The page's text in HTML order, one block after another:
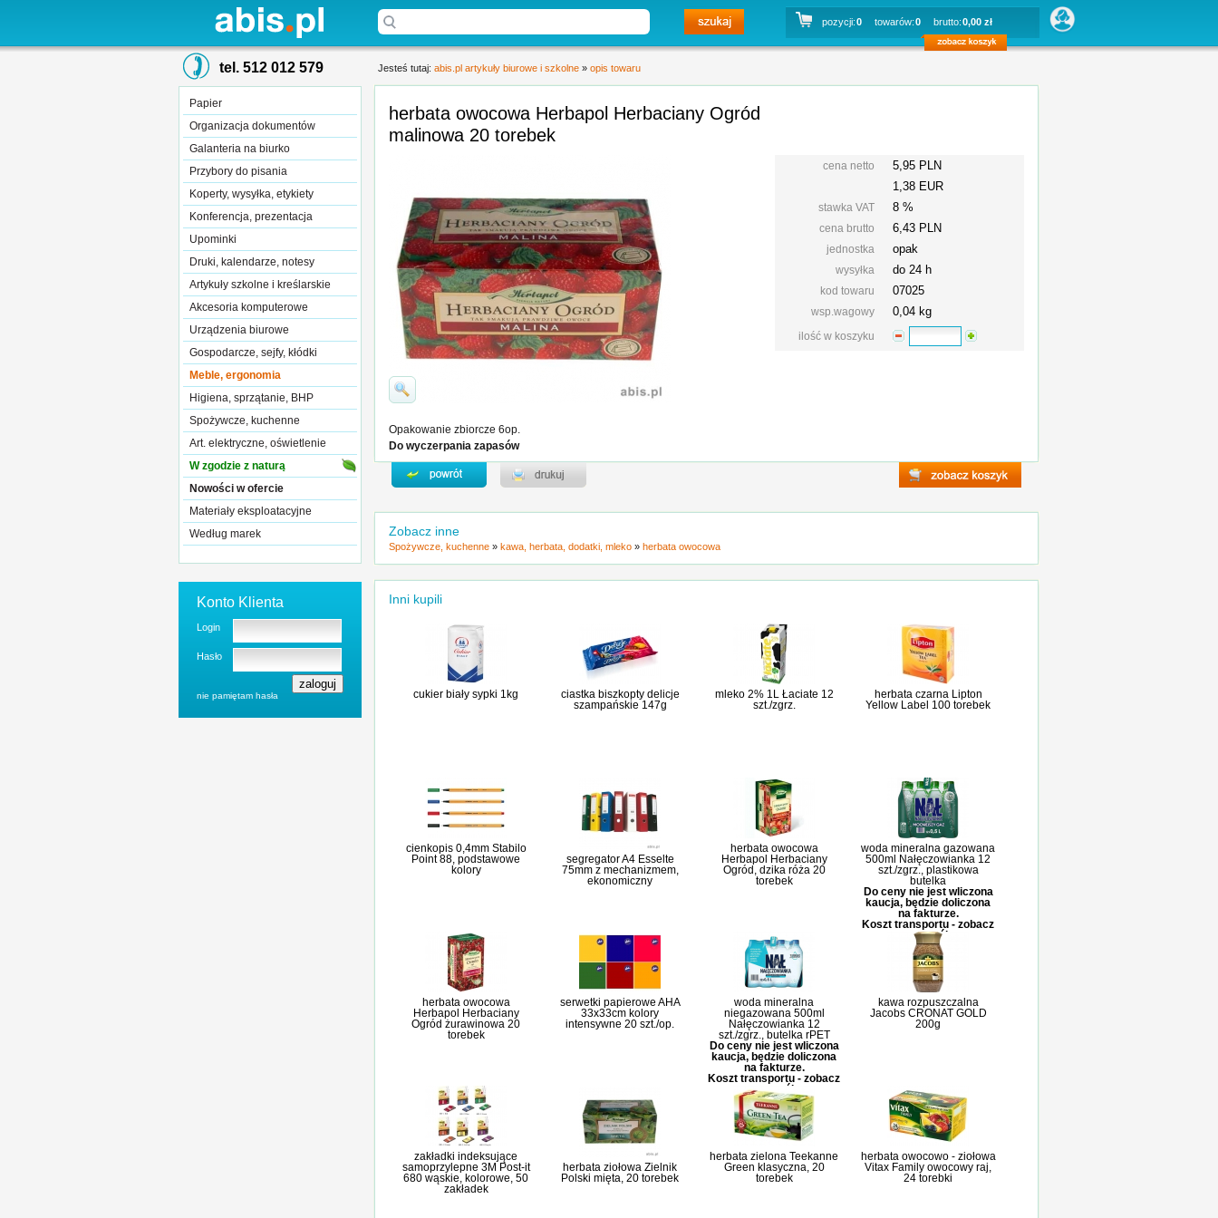
pozycji:0 towarów:0 brutto:0,00 zł
tel. 512 012 579
Papier
Organizacja dokumentów
Galanteria na biurko
Przybory do pisania
Koperty, wysyłka, etykiety
Konferencja, prezentacja
Upominki
Druki, kalendarze, notesy
Artykuły szkolne i kreślarskie
Akcesoria komputerowe
Urządzenia biurowe
Gospodarcze, sejfy, kłódki
Meble, ergonomia
Higiena, sprzątanie, BHP
Spożywcze, kuchenne
Art. elektryczne, oświetlenie
W zgodzie z naturą
Nowości w ofercie
Materiały eksploatacyjne
Według marek
Konto Klienta
Login
Hasło
nie pamiętam hasła
Jesteś tutaj: abis.pl artykuły biurowe i szkolne » opis towaru
herbata owocowa Herbapol Herbaciany Ogród
malinowa 20 torebek
cena netto
5,95 PLN
1,38 EUR
stawka VAT 8 %
cena brutto 6,43 PLN
jednostka opak
wysyłka do 24 h
kod towaru 07025
wsp.wagowy 0,04 kg
ilość w koszyku
Opakowanie zbiorcze 6op.
Do wyczerpania zapasów
Zobacz inne
Spożywcze, kuchenne » kawa, herbata, dodatki, mleko » herbata owocowa
Inni kupili
cukier biały sypki 1kg
ciastka biszkopty delicje
szampańskie 147g
mleko 2% 1L Łaciate 12
szt./zgrz.
herbata czarna Lipton
Yellow Label 100 torebek
cienkopis 0,4mm Stabilo
Point 88, podstawowe
kolory
segregator A4 Esselte
75mm z mechanizmem,
ekonomiczny
herbata owocowa
Herbapol Herbaciany
Ogród, dzika róża 20
torebek
woda mineralna gazowana
500ml Nałęczowianka 12
szt./zgrz., plastikowa
butelka
Do ceny nie jest wliczona
kaucja, będzie doliczona
na fakturze.
Koszt transportu - zobacz
szczegóły
herbata owocowa
Herbapol Herbaciany
Ogród żurawinowa 20
torebek
serwetki papierowe AHA
33x33cm kolory
intensywne 20 szt./op.
woda mineralna
niegazowana 500ml
Nałęczowianka 12
szt./zgrz., butelka rPET
Do ceny nie jest wliczona
kaucja, będzie doliczona
na fakturze.
Koszt transportu - zobacz
szczegóły
kawa rozpuszczalna
Jacobs CRONAT GOLD
200g
zakładki indeksujące
samoprzylepne 3M Post-it
680 wąskie, kolorowe, 50
zakładek
herbata ziołowa Zielnik
Polski mięta, 20 torebek
herbata zielona Teekanne
Green klasyczna, 20
torebek
herbata owocowo - ziołowa
Vitax Family owocowy raj,
24 torebki